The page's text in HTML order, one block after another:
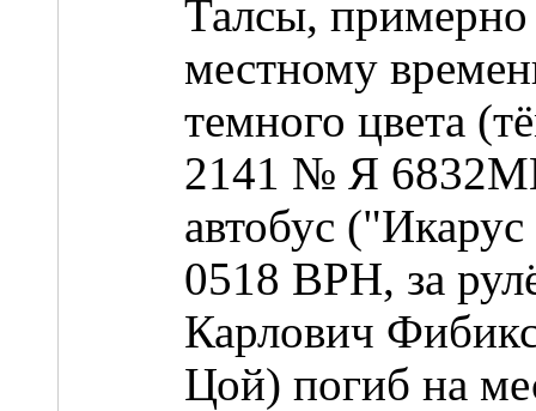
Талсы,
местному
темного цвета
2141 № Я
автобус
0518 BPH, за
Карлович
Цой) погиб на